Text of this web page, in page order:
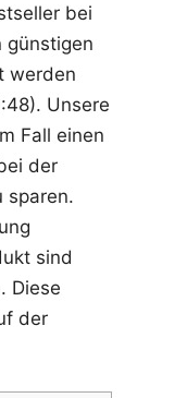
bei
günstigen
werden
Unsere
Fall einen
der
sparen.
sind
Diese
der